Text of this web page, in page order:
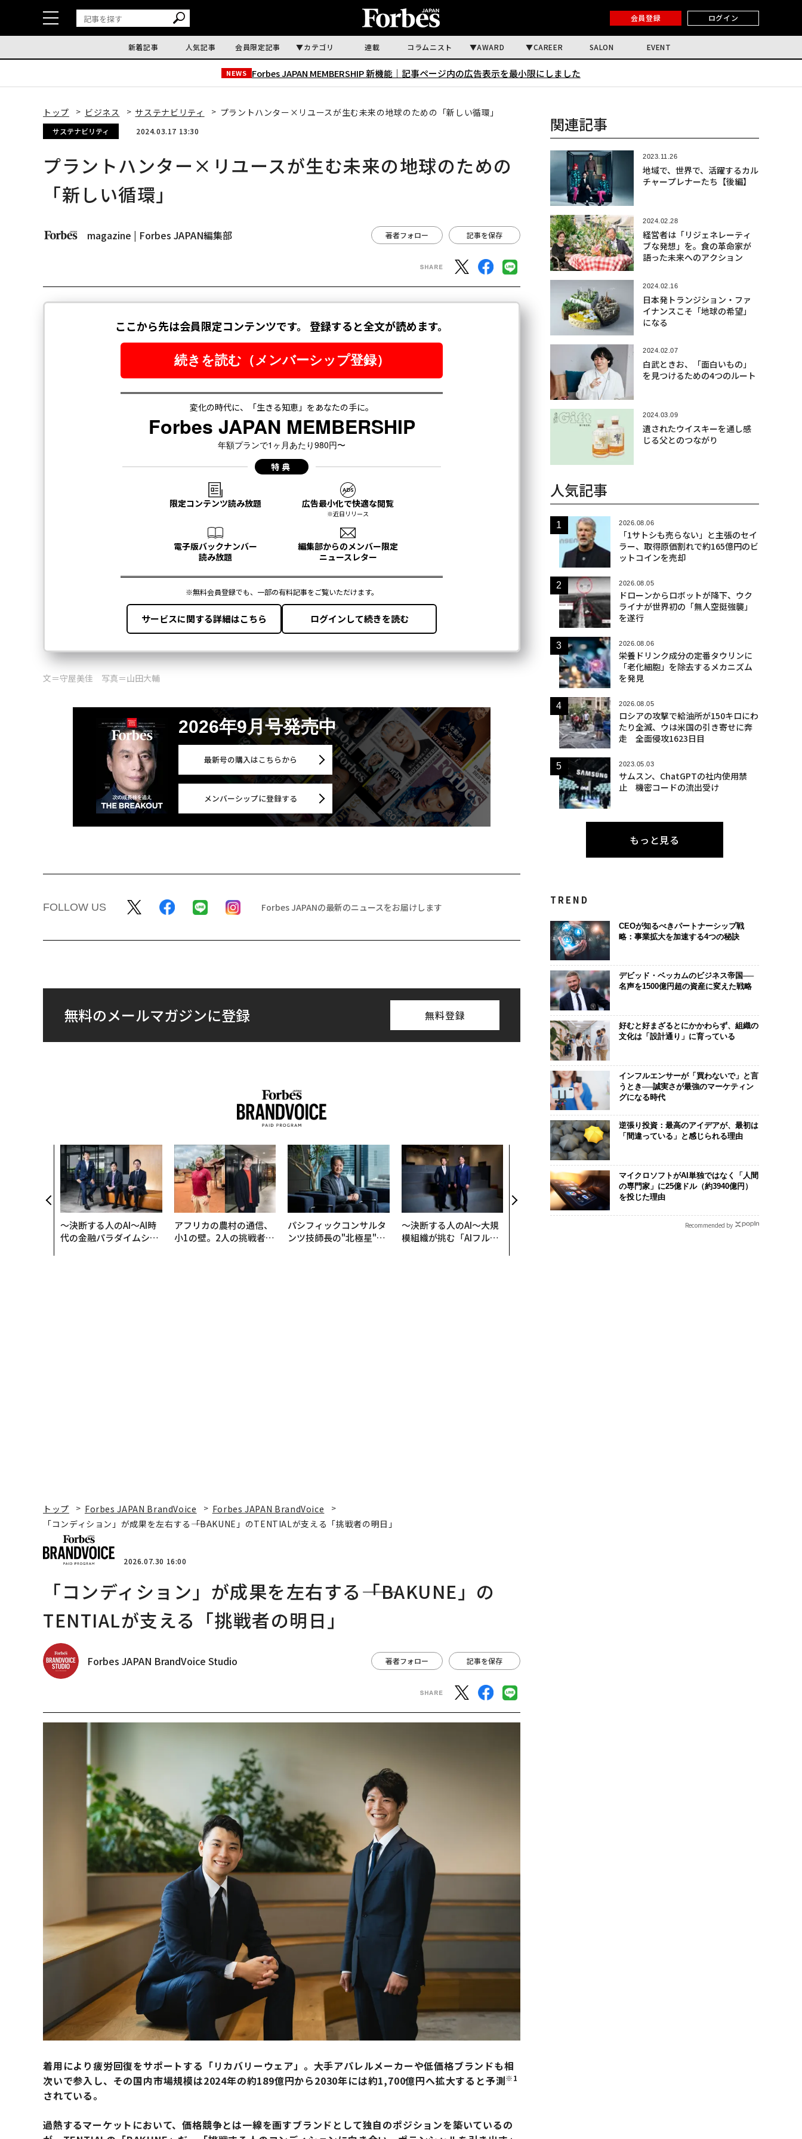
会員登録 ログイン
新着記事 人気記事 会員限定記事 カテゴリ 連載 コラムニスト AWARD CAREER SALON EVENT
NEWS Forbes JAPAN MEMBERSHIP 新機能｜ 記事ページ内の広告表示を最小限にしました
トップ ビジネス サステナビリティ プラントハンター×リユースが生む未来の地球のための「新しい循環」
サステナビリティ 2024.03.17 13:30
プラントハンター×リユースが生む未来の地球のための
「新しい循環」
magazine | Forbes JAPAN編集部 著者フォロー 記事を保存
文＝守屋美佳 写真＝山田大輔
2026年9月号発売中
最新号の購入はこちらから
メンバーシップに登録する
FOLLOW US Forbes JAPANの最新のニュースをお届けします
無料のメールマガジンに登録 無料登録
〜決断する人のAI〜AI時
代の金融パラダイムシフ
アフリカの農村の通信、
小1の壁。2人の挑戦者が
パシフィックコンサルタ
ンツ技師長の"北極星"。
〜決断する人のAI〜大規
模組織が挑む「AIフル実
挑戦は個から始まり、共
創によって加速する NOR
QAIN JAPAN 特別座談会
果を左右する――「BAKUN
E」のTENTIALが支える
「挑戦者の明日」
術”が、下水
変えたのか
月島JFEアク
関連記事
2023.11.26
地域で、世界で、活躍するカル
チャープレナーたち【後編】
2024.02.28
経営者は「リジェネレーティ
ブな発想」を。食の革命家が
語った未来へのアクション
2024.02.16
日本発トランジション・ファ
イナンスこそ「地球の希望」
になる
2024.02.07
白武ときお、「面白いもの」
を見つけるための4つのルート
2024.03.09
遺されたウイスキーを通し感
じる父とのつながり
人気記事
2026.08.06
「1サトシも売らない」と主張のセイ
ラー、取得原価割れで約165億円のビ
ットコインを売却
2026.08.05
ドローンからロボットが降下、ウク
ライナが世界初の「無人空挺強襲」
を遂行
2026.08.06
栄養ドリンク成分の定番タウリンに
「老化細胞」を除去するメカニズム
を発見
2026.08.05
ロシアの攻撃で給油所が150キロにわ
たり全滅、ウは米国の引き寄せに奔
走 全面侵攻1623日目
2023.05.03
サムスン、ChatGPTの社内使用禁
止 機密コードの流出受け
もっと見る
TREND
CEOが知るべきパートナーシップ戦
略：事業拡大を加速する4つの秘訣
デビッド・ベッカムのビジネス帝国──
名声を1500億円超の資産に変えた戦略
好むと好まざるとにかかわらず、組織の
文化は「設計通り」に育っている
インフルエンサーが「買わないで」と言
うとき──誠実さが最強のマーケティン
グになる時代
逆張り投資：最高のアイデアが、最初は
「間違っている」と感じられる理由
マイクロソフトがAI単独ではなく「人間
の専門家」に25億ドル（約3940億円）
を投じた理由
Recommended by
トップ Forbes JAPAN BrandVoice
Forbes JAPAN BrandVoice
「コンディション」が成果を左右する――「BAKUNE」のTENTIALが支える「挑戦者の明日」
2026.07.30 16:00
「コンディション」が成果を左右する――「BAKUNE」の
TENTIALが支える「挑戦者の明日」
Forbes JAPAN BrandVoice Studio 著者フォロー 記事を保存
着用により疲労回復をサポートする「リカバリーウェア」。大手アパレルメーカーや低価格ブランドも相
次いで参入し、その国内市場規模は2024年の約189億円から2030年には約1,700億円へ拡大すると予測※1
されている。
過熱するマーケットにおいて、価格競争とは一線を画すブランドとして独自のポジションを築いているの